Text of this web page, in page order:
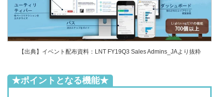
【出典】イベント配布資料：LNT FY19Q3 Sales Admins_JAより抜粋
★ポイントとなる機能★